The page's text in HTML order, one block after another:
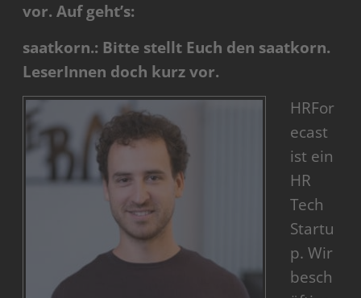
vor. Auf geht’s:
saatkorn.: Bitte stellt Euch den saatkorn.
LeserInnen doch kurz vor.
HRFor
ecast
ist ein
HR
Tech
Startu
p. Wir
besch